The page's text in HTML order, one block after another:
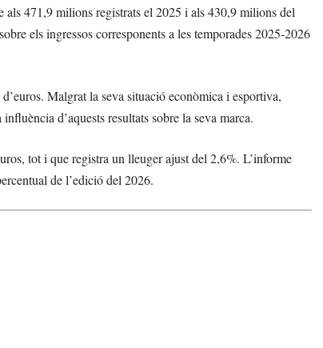
471,9 milions registrats el 2025 i als 430,9 milions del
els ingressos corresponents a les temporades 2025-2026
Malgrat la seva situació econòmica i esportiva,
d’aquests resultats sobre la seva marca.
tot i que registra un lleuger ajust del 2,6%. L’informe
de l’edició del 2026.